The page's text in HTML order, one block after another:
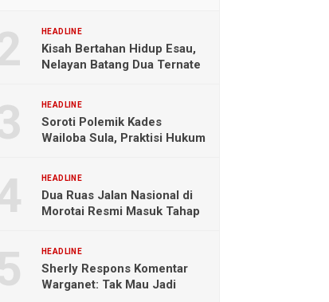
HEADLINE
Kisah Bertahan Hidup Esau,
Nelayan Batang Dua Ternate
HEADLINE
Soroti Polemik Kades
Wailoba Sula, Praktisi Hukum
HEADLINE
Dua Ruas Jalan Nasional di
Morotai Resmi Masuk Tahap
HEADLINE
Sherly Respons Komentar
Warganet: Tak Mau Jadi